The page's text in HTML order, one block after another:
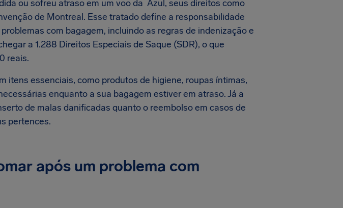
ou sofreu atraso em um voo da Azul, seus direitos como
de Montreal. Esse tratado define a responsabilidade
com bagagem, incluindo as regras de indenização e
a 1.288 Direitos Especiais de Saque (SDR), o que
reais.
itens essenciais, como produtos de higiene, roupas íntimas,
enquanto a sua bagagem estiver em atraso. Já a
de malas danificadas quanto o reembolso em casos de
pertences.
após um problema com